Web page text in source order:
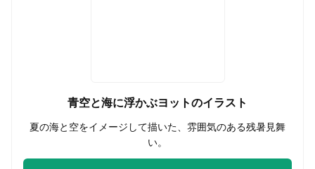
青空と海に浮かぶヨットのイラスト
夏の海と空をイメージして描いた、雰囲気のある残暑見舞
い。